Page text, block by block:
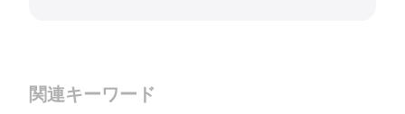
関連キーワード